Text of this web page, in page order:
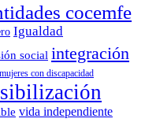
cocemfe
Igualdad
social integración
mujeres con discapacidad
vida independiente